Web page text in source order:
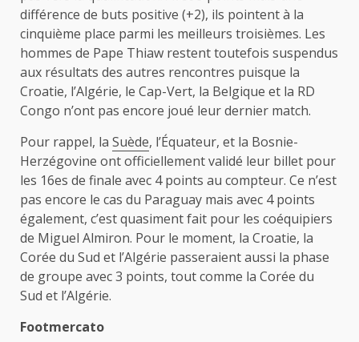
différence de buts positive (+2), ils pointent à la
cinquième place parmi les meilleurs troisièmes. Les
hommes de Pape Thiaw restent toutefois suspendus
aux résultats des autres rencontres puisque la
Croatie, l’Algérie, le Cap-Vert, la Belgique et la RD
Congo n’ont pas encore joué leur dernier match.
Pour rappel, la Suède, l’Équateur, et la Bosnie-
Herzégovine ont officiellement validé leur billet pour
les 16es de finale avec 4 points au compteur. Ce n’est
pas encore le cas du Paraguay mais avec 4 points
également, c’est quasiment fait pour les coéquipiers
de Miguel Almiron. Pour le moment, la Croatie, la
Corée du Sud et l’Algérie passeraient aussi la phase
de groupe avec 3 points, tout comme la Corée du
Sud et l’Algérie.
Footmercato